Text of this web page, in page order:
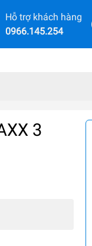
Hỗ trợ khách hàng
0966.145.254
3